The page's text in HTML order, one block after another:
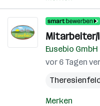
Eusebio GmbH
vor 6 Tagen
Merken